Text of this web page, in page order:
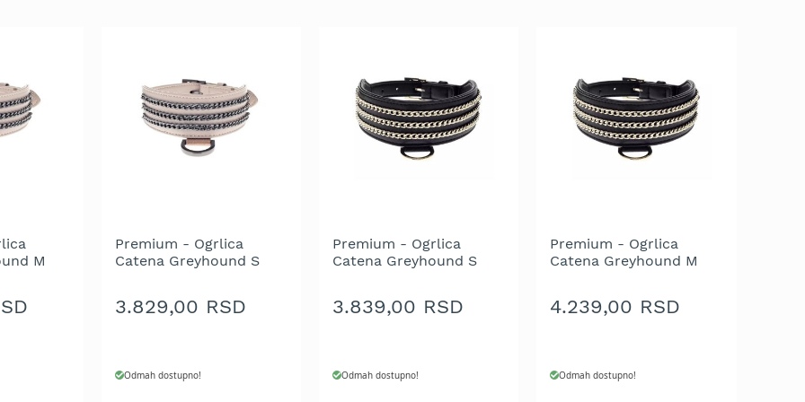
M
Premium - Ogrlica
Catena Greyhound S
3.829,00 RSD
Odmah dostupno!
Premium - Ogrlica
Catena Greyhound S
3.839,00 RSD
Odmah dostupno!
Premium - Ogrlica
Catena Greyhound M
4.239,00 RSD
Odmah dostupno!